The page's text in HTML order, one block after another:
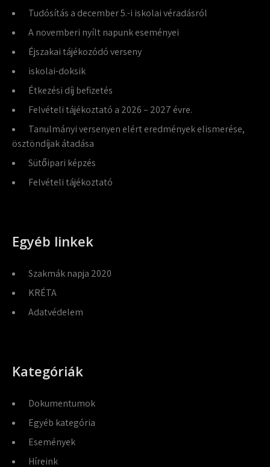
Tudósítás a december 5.-i iskolai véradásról
A novemberi nyílt napunk eseményei
Éjszakai tájékozódó verseny
iskolai-doksik
Étkezési díj befizetés
Felvételi tájékoztató a 2026 – 2027 évre.
Tanulmányi versenyen elért eredmények elismerése,
ösztöndíjak átadása
Sütőipari képzés
Felvételi tájékoztató
Egyéb linkek
Szakmák napja 2020
KRÉTA
Adatvédelem
Kategóriák
Dokumentumok
Egyéb kategória
Események
Híreink